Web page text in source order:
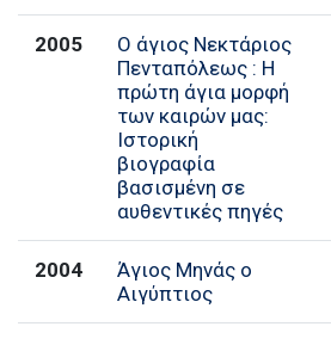
2005
Ο άγιος Νεκτάριος
Πενταπόλεως : Η
πρώτη άγια μορφή
των καιρών μας:
Ιστορική
βιογραφία
βασισμένη σε
αυθεντικές πηγές
2004
Άγιος Μηνάς ο
Αιγύπτιος